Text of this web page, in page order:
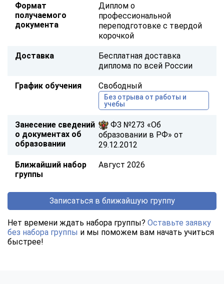
Формат
получаемого
документа
Диплом о
профессиональной
переподготовке с твердой
корочкой
Доставка
Бесплатная доставка
диплома по всей России
График обучения Свободный
Без отрыва от работы и
учебы
Занесение сведений
о документах об
образовании
ФЗ №273 «Об
образовании в РФ» от
29.12.2012
Ближайший набор
группы
Август 2026
Записаться в ближайшую группу
Нет времени ждать набора группы? Оставьте заявку
без набора группы и мы поможем вам начать учиться
быстрее!